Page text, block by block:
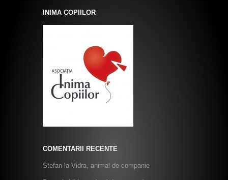
INIMA COPIILOR
COMENTARII RECENTE
Stefan la Vidra, animal de companie